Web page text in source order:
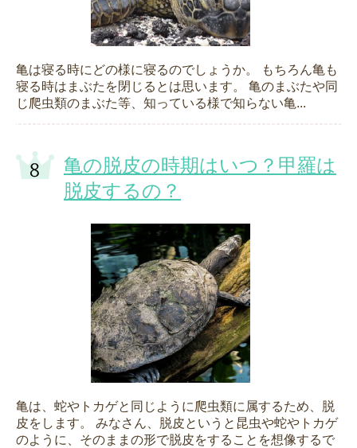
亀は寝る時にどの様に寝るのでしょうか。 もちろん亀も
寝る時はまぶたを閉じるとは思います。 亀のまぶたや同
じ爬虫類のまぶた等、知っている様で知らない亀...
亀の脱皮の時期はいつ？甲羅は
脱皮するの？
亀は、蛇やトカゲと同じように爬虫類に属するため、脱
皮をします。 みなさん、脱皮というと昆虫や蛇やトカゲ
のように、そのままの形で脱皮をすることを想像するで